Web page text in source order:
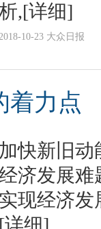
,[详细]
10-23 大众日报
着力点
加快新旧动
济发展难
实现经济发
[详细]